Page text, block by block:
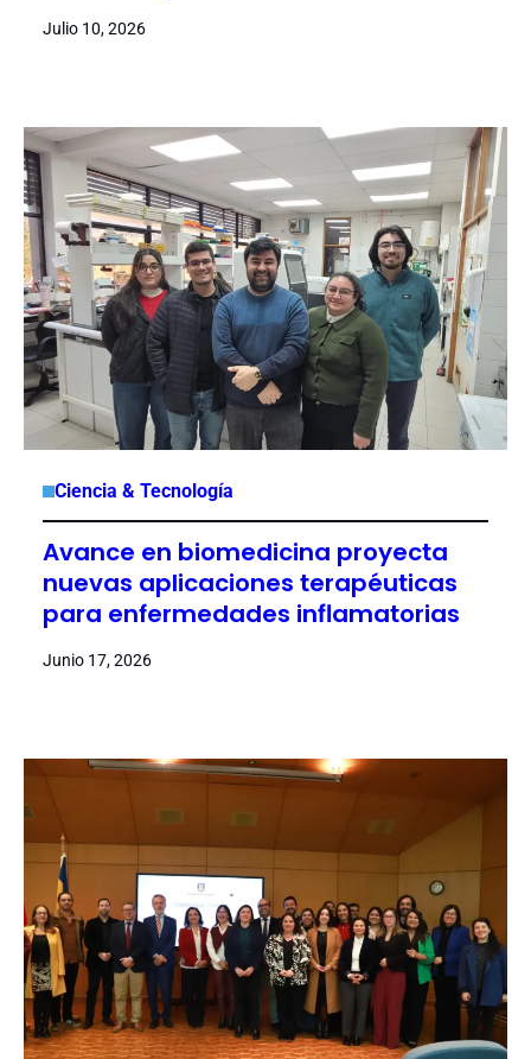
Julio 10, 2026
Ciencia & Tecnología
Avance en biomedicina proyecta
nuevas aplicaciones terapéuticas
para enfermedades inflamatorias
Junio 17, 2026